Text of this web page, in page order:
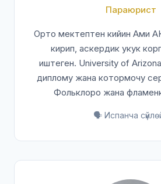
Параюрист
Орто мектептен кийин Ами
кирип, аскердик укук
иштеген. University of
диплому жана котормочу
Фольклоро жана
🗣️ Испанча